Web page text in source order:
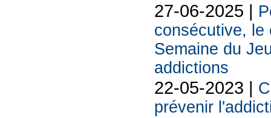
27-06-2025 |
consécutive, le
Semaine du
addictions
22-05-2023 |
prévenir